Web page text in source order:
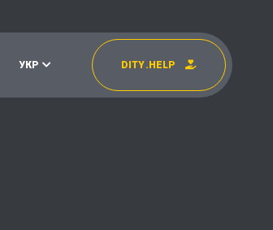
D TY. H E L P
У К Р